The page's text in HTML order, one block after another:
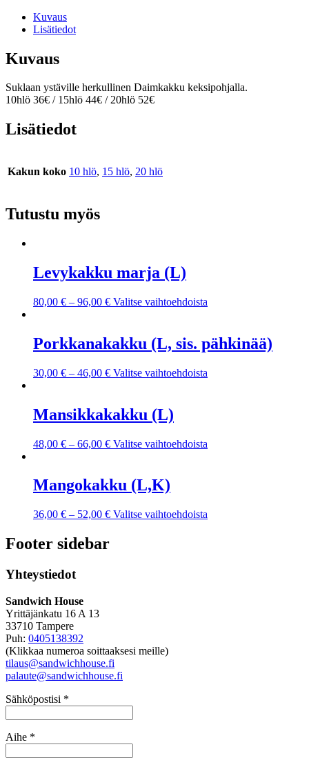
Kuvaus
Lisätiedot
Kuvaus
Suklaan ystäville herkullinen Daimkakku keksipohjalla.
10hlö 36€ / 15hlö 44€ / 20hlö 52€
Lisätiedot
Kakun koko 10 hlö, 15 hlö, 20 hlö
Tutustu myös
Levykakku marja (L)
80,00 € – 96,00 € Valitse vaihtoehdoista
Porkkanakakku (L, sis. pähkinää)
30,00 € – 46,00 € Valitse vaihtoehdoista
Mansikkakakku (L)
48,00 € – 66,00 € Valitse vaihtoehdoista
Mangokakku (L,K)
36,00 € – 52,00 € Valitse vaihtoehdoista
Footer sidebar
Yhteystiedot
Sandwich House
Yrittäjänkatu 16 A 13
33710 Tampere
Puh: 0405138392
(Klikkaa numeroa soittaaksesi meille)
tilaus@sandwichhouse.fi
palaute@sandwichhouse.fi
Sähköpostisi *
Aihe *